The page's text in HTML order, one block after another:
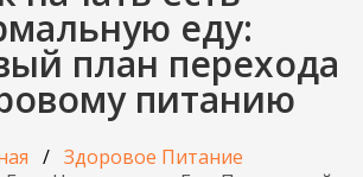
еду:
план перехода
питанию
Здоровое Питание